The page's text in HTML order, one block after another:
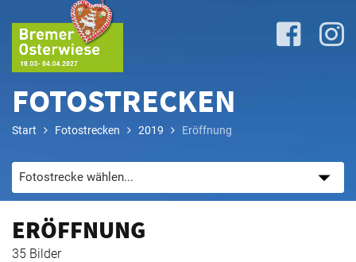
Anreise
FOTOSTRECKEN
Start Fotostrecken 2019 Eröffnung
ERÖFFNUNG
35 Bilder